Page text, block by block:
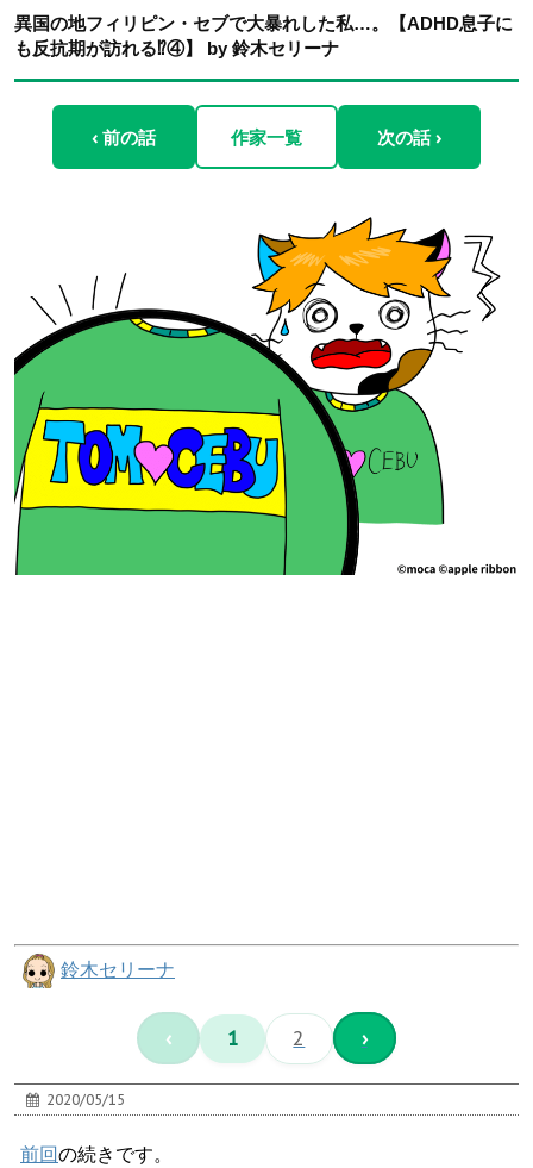
異国の地フィリピン・セブで大暴れした私…。【ADHD息子に
も反抗期が訪れる⁉︎④】 by 鈴木セリーナ
‹ 前の話 作家一覧 次の話 ›
鈴木セリーナ
‹ 1 2 ›
2020/05/15
前回の続きです。